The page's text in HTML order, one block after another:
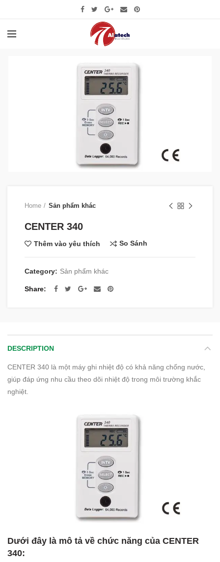
Home Sản phẩm khác
CENTER 340
Thêm vào yêu thích So Sánh
Category: Sản phẩm khác
Share
DESCRIPTION
CENTER 340 là một máy ghi nhiệt độ có khả năng chống nước,
giúp đáp ứng nhu cầu theo dõi nhiệt độ trong môi trường khắc
nghiệt.
Dưới đây là mô tả về chức năng của CENTER
340: